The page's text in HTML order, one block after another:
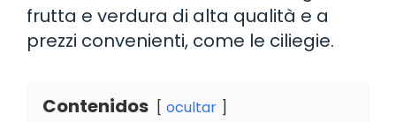
frutta e verdura di alta qualità e a
prezzi convenienti, come le ciliegie.
Contenidos ocultar